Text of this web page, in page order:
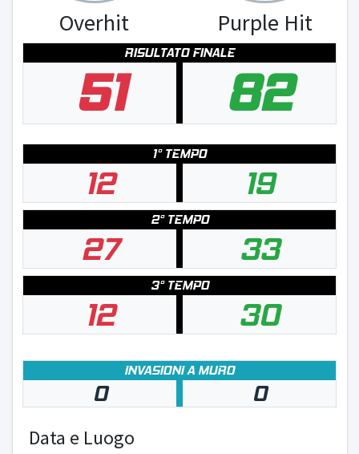
Overhit Purple Hit
RISULTATO FINALE
51 82
1° TEMPO
12 19
2° TEMPO
27 33
3° TEMPO
12 30
INVASIONI A MURO
0 0
Data e Luogo